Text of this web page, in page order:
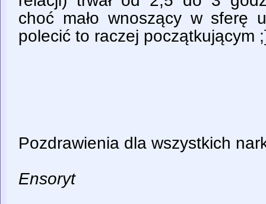
choć mało wnoszący w sferę
polecić to raczej początkującym
Pozdrawienia dla wszystkich
Ensoryt